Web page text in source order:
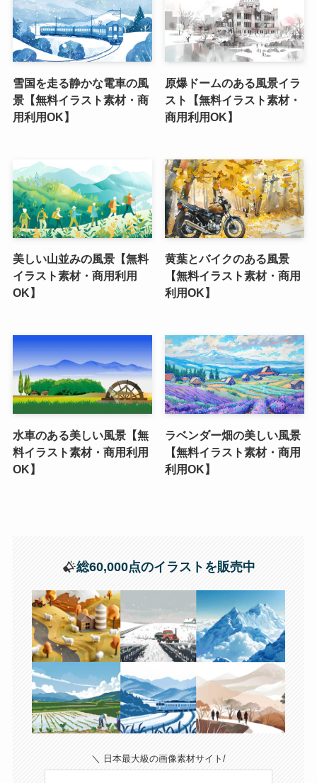
雪国を走る静かな電車の風
景【無料イラスト素材・商
用利用OK】
原爆ドームのある風景イラ
スト【無料イラスト素材・
商用利用OK】
美しい山並みの風景【無料
イラスト素材・商用利用
OK】
黄葉とバイクのある風景
【無料イラスト素材・商用
利用OK】
水車のある美しい風景【無
料イラスト素材・商用利用
OK】
ラベンダー畑の美しい風景
【無料イラスト素材・商用
利用OK】
総60,000点のイラストを販売中
＼ 日本最大級の画像素材サイト/